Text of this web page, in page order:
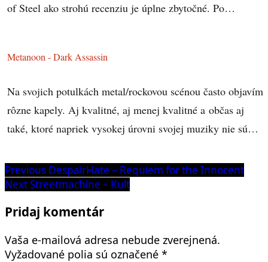
of Steel ako strohú recenziu je úplne zbytočné. Po…
Metanoon - Dark Assassin
Na svojich potulkách metal/rockovou scénou často objavím
rôzne kapely. Aj kvalitné, aj menej kvalitné a občas aj
také, ktoré napriek vysokej úrovni svojej muziky nie sú…
Navigácia
v
článku
Previous Previous
post:
DespairHate – Requiem for the Innocent
Next Next
Streetmachine – Kult
Pridaj komentár
Vaša e-mailová adresa nebude zverejnená.
Vyžadované polia sú označené *